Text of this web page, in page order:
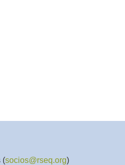
(socios@rseq.org)